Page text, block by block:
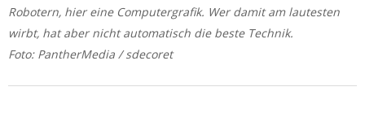
Robotern, hier eine Computergrafik. Wer damit am lautesten
wirbt, hat aber nicht automatisch die beste Technik.
Foto: PantherMedia / sdecoret